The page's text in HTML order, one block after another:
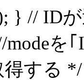
} // ID
を
する